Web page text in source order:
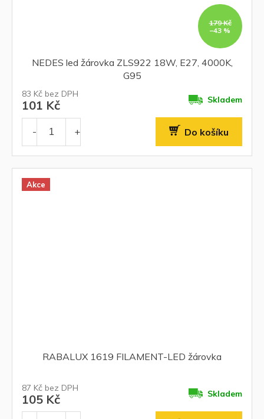
179 Kč
–43 %
NEDES led žárovka ZLS922 18W, E27, 4000K,
G95
83 Kč bez DPH
101 Kč Skladem
Do košíku
Akce
RABALUX 1619 FILAMENT-LED žárovka
87 Kč bez DPH
105 Kč Skladem